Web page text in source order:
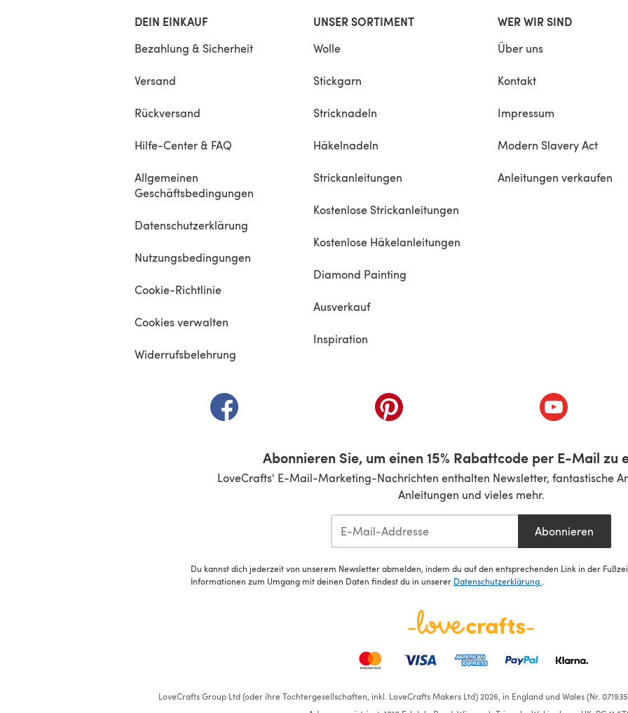
DEIN EINKAUF
Bezahlung & Sicherheit
Versand
Rückversand
Hilfe-Center & FAQ
Allgemeinen
Geschäftsbedingungen
Datenschutzerklärung
Nutzungsbedingungen
Cookie-Richtlinie
Cookies verwalten
Widerrufsbelehrung
UNSER SORTIMENT
Wolle
Stickgarn
Stricknadeln
Häkelnadeln
Strickanleitungen
Kostenlose Strickanleitungen
Kostenlose Häkelanleitungen
Diamond Painting
Ausverkauf
Inspiration
WER WIR SIND
Über uns
Kontakt
Impressum
Modern Slavery Act
Anleitungen verkaufen
(öffnet sich in einem neuen Tab)(öffnet sich in einem neuen Tab)(öffnet sich in
Abonnieren Sie, um einen 15% Rabattcode per E-Mail zu
LoveCrafts' E-Mail-Marketing-Nachrichten enthalten Newsletter, fantastische
Anleitungen und vieles mehr.
Abonnieren
Du kannst dich jederzeit von unserem Newsletter abmelden, indem du auf den entsprechenden Link in der
Informationen zum Umgang mit deinen Daten findest du in unserer Datenschutzerklärung
LoveCrafts Group Ltd (oder ihre Tochtergesellschaften, inkl. LoveCrafts Makers Ltd) 2026, in England und Wales (Nr.